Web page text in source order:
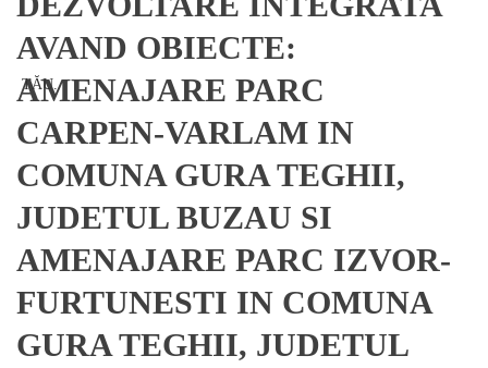
AVAND OBIECTE:
AMENAJARE PARC
CARPEN-VARLAM IN
COMUNA GURA TEGHII,
JUDETUL BUZAU SI
AMENAJARE PARC IZVOR-
FURTUNESTI IN COMUNA
GURA TEGHII, JUDETUL